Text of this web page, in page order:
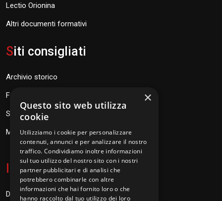
Lectio Orionina
Altri documenti formativi
Siti consigliati
Archivio storico
Fondazione Don Orione
SEV Orione 84
Messaggi don Orione
I nformazioni
Donazioni
×
Questo sito web utilizza
cookie
Utilizziamo i cookie per personalizzare
contenuti, annunci e per analizzare il nostro
traffico. Condividiamo inoltre informazioni
sul tuo utilizzo del nostro sito con i nostri
partner pubblicitari e di analisi che
potrebbero combinarle con altre
informazioni che hai fornito loro o che
hanno raccolto dal tuo utilizzo dei loro